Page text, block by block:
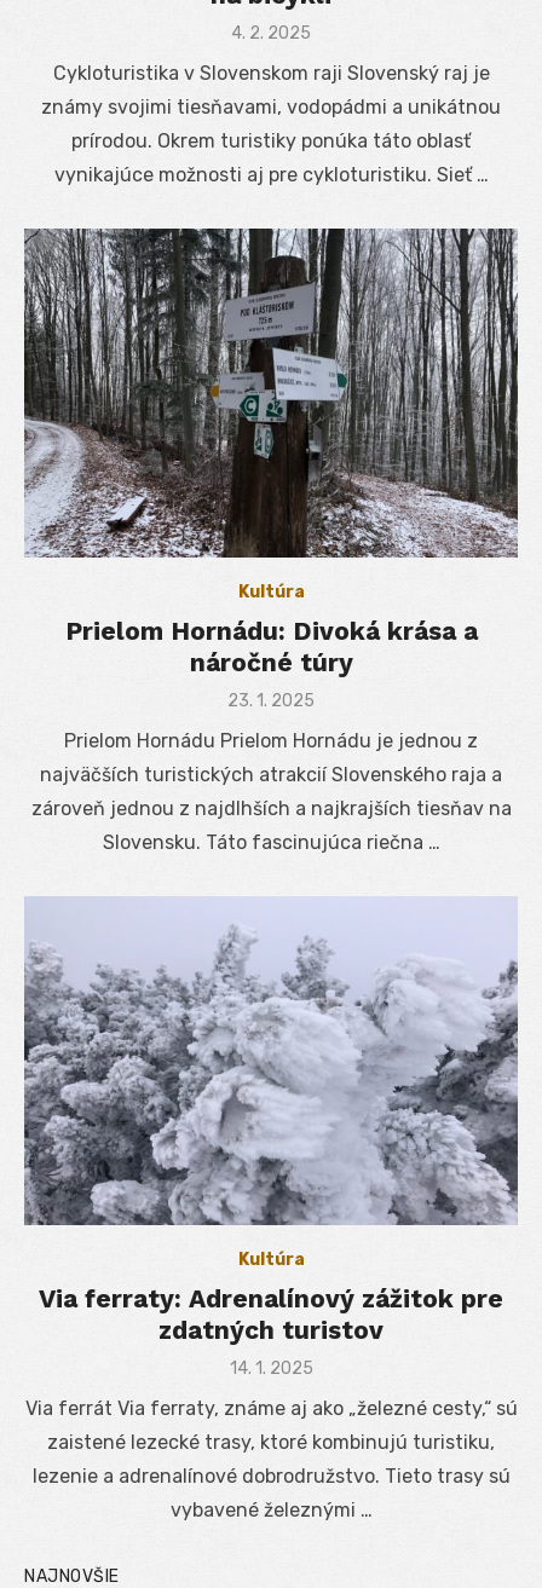
Posted
4. 2. 2025
Cykloturistika v Slovenskom raji Slovenský raj je
známy svojimi tiesňavami, vodopádmi a unikátnou
prírodou. Okrem turistiky ponúka táto oblasť
vynikajúce možnosti aj pre cykloturistiku. Sieť …
Kultúra
Prielom Hornádu: Divoká krása a
náročné túry
Posted
23. 1. 2025
Prielom Hornádu Prielom Hornádu je jednou z
najväčších turistických atrakcií Slovenského raja a
zároveň jednou z najdlhších a najkrajších tiesňav na
Slovensku. Táto fascinujúca riečna …
Kultúra
Via ferraty: Adrenalínový zážitok pre
zdatných turistov
Posted
14. 1. 2025
Via ferrát Via ferraty, známe aj ako „železné cesty,“ sú
zaistené lezecké trasy, ktoré kombinujú turistiku,
lezenie a adrenalínové dobrodružstvo. Tieto trasy sú
vybavené železnými …
NAJNOVŠIE